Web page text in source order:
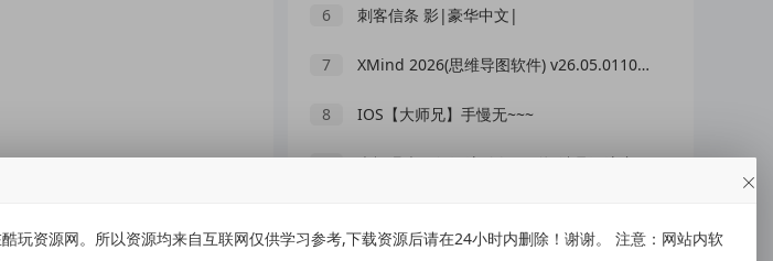
6 刺客信条 影|豪华中文|
7 XMind 2026(思维导图软件) v26.05.01105 中文绿色版
8 IOS【大师兄】手慢无~~~
9 央视曝光网红漂流乱象：别把消暑漂流变成一场冒险赌命
资源网。所以资源均来自互联网仅供学习参考,下载资源后请在24小时内删除！谢谢。 注意：网站内软